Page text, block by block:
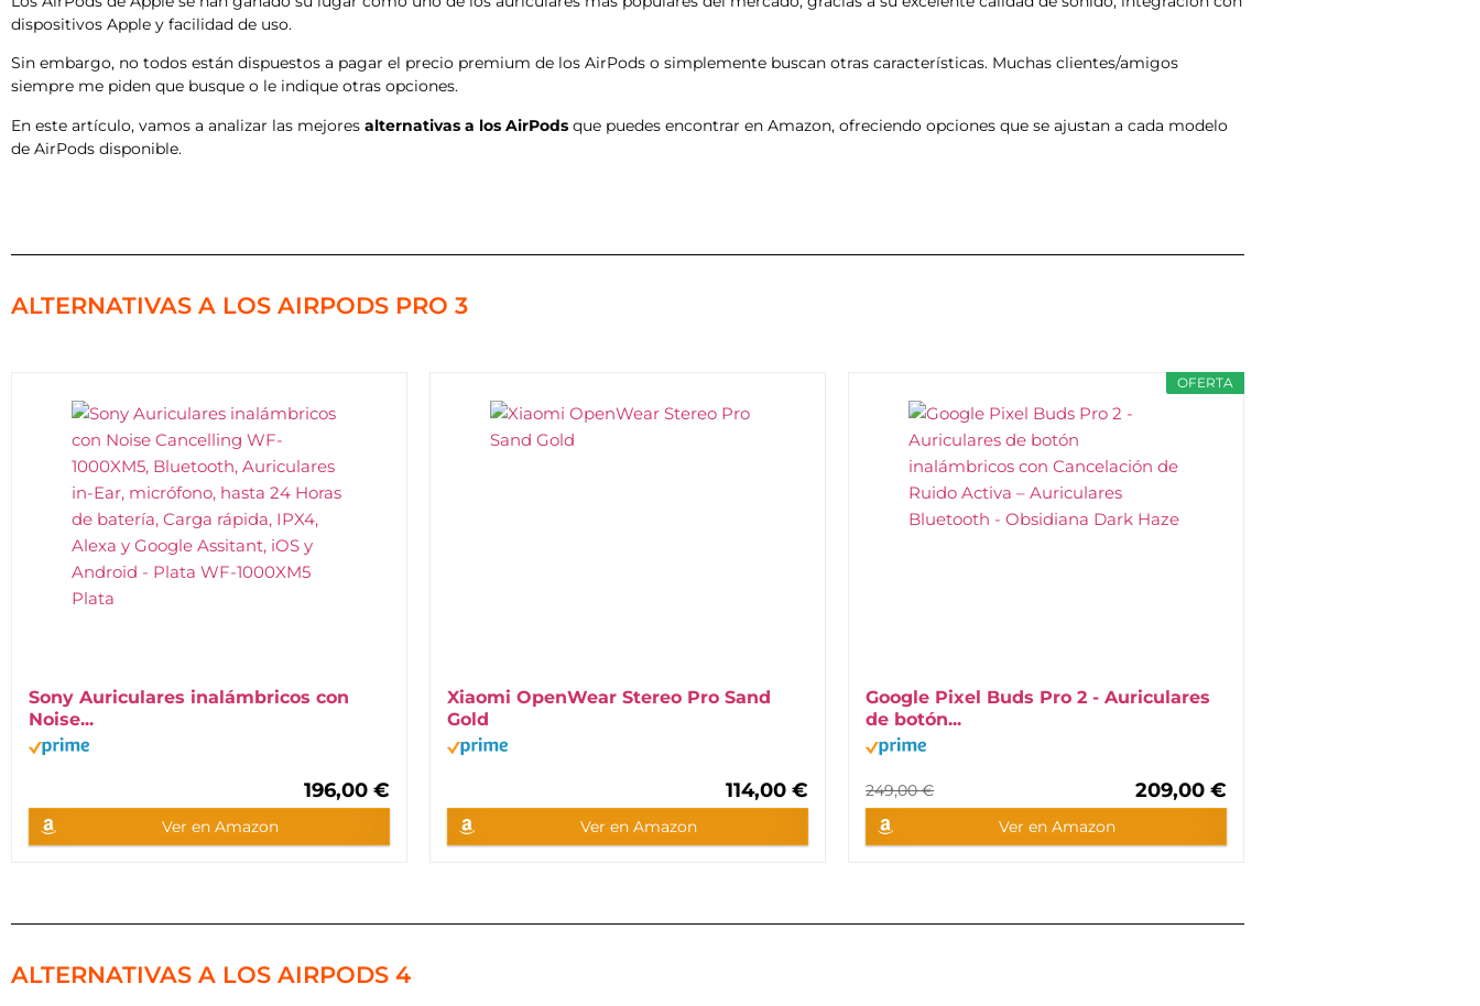
dispositivos Apple y facilidad de uso.
Sin embargo, no todos están dispuestos a pagar el precio premium de los AirPods o simplemente buscan otras características. Muchas clientes/amigos
siempre me piden que busque o le indique otras opciones.
En este artículo, vamos a analizar las mejores alternativas a los AirPods que puedes encontrar en Amazon, ofreciendo opciones que se ajustan a cada modelo
de AirPods disponible.
ALTERNATIVAS A LOS AIRPODS PRO 3
Sony Auriculares inalámbricos con
Noise...
196,00 €
Ver en Amazon
Xiaomi OpenWear Stereo Pro Sand
Gold
114,00 €
Ver en Amazon
OFERTA
Google Pixel Buds Pro 2 - Auriculares
de botón...
249,00 € 209,00 €
Ver en Amazon
ALTERNATIVAS A LOS AIRPODS 4